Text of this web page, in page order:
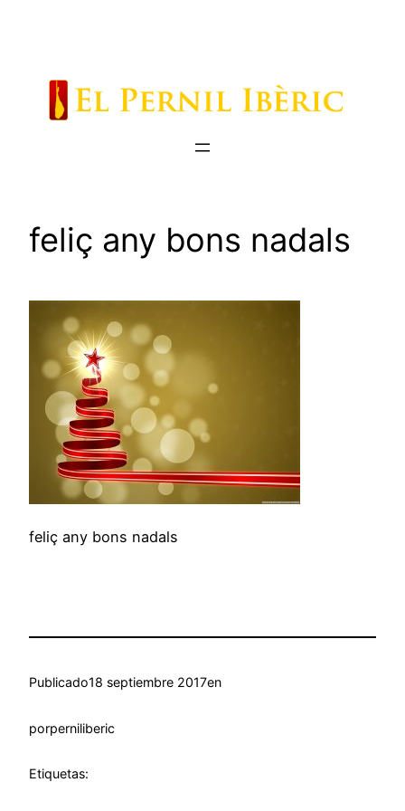
feliç any bons nadals
feliç any bons nadals
Publicado18 septiembre 2017en
porperniliberic
Etiquetas: